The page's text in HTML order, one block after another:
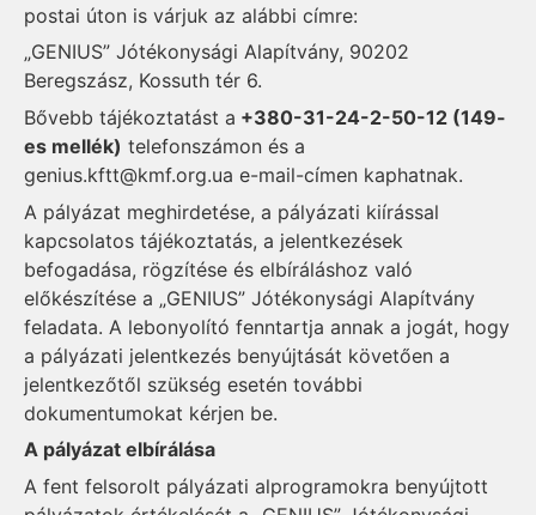
postai úton is várjuk az alábbi címre:
„GENIUS” Jótékonysági Alapítvány, 90202
Beregszász, Kossuth tér 6.
Bővebb tájékoztatást a +380-31-24-2-50-12 (149-
es mellék) telefonszámon és a
genius.kftt@kmf.org.ua e-mail-címen kaphatnak.
A pályázat meghirdetése, a pályázati kiírással
kapcsolatos tájékoztatás, a jelentkezések
befogadása, rögzítése és elbíráláshoz való
előkészítése a „GENIUS” Jótékonysági Alapítvány
feladata. A lebonyolító fenntartja annak a jogát, hogy
a pályázati jelentkezés benyújtását követően a
jelentkezőtől szükség esetén további
dokumentumokat kérjen be.
A pályázat elbírálása
A fent felsorolt pályázati alprogramokra benyújtott